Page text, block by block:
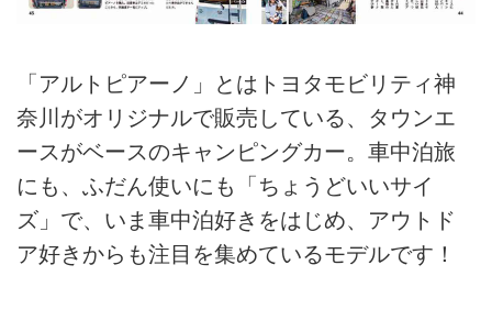
「アルトピアーノ」とはトヨタモビリティ神
奈川がオリジナルで販売している、タウンエ
ースがベースのキャンピングカー。車中泊旅
にも、ふだん使いにも「ちょうどいいサイ
ズ」で、いま車中泊好きをはじめ、アウトド
ア好きからも注目を集めているモデルです！